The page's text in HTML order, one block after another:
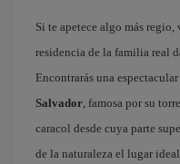
Si te apetece algo más regio,
residencia de la familia real
Encontrarás una
Salvador, famosa por su
caracol desde cuya parte
de la naturaleza el lugar